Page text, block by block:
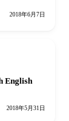
2018年6月7日
English
2018年5月31日